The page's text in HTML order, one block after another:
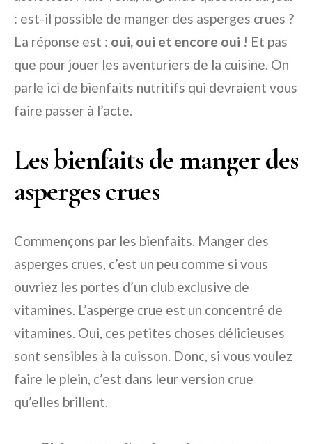
: est-il possible de manger des asperges crues ?
La réponse est : oui, oui et encore oui ! Et pas
que pour jouer les aventuriers de la cuisine. On
parle ici de bienfaits nutritifs qui devraient vous
faire passer à l’acte.
Les bienfaits de manger des
asperges crues
Commençons par les bienfaits. Manger des
asperges crues, c’est un peu comme si vous
ouvriez les portes d’un club exclusive de
vitamines. L’asperge crue est un concentré de
vitamines. Oui, ces petites choses délicieuses
sont sensibles à la cuisson. Donc, si vous voulez
faire le plein, c’est dans leur version crue
qu’elles brillent.